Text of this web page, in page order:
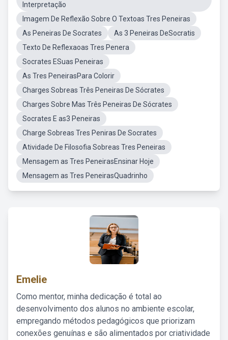
Interpretação
Imagem De Reflexão Sobre O Textoas Tres Peneiras
As Peneiras De Socrates
As 3 Peneiras DeSocratis
Texto De Reflexaoas Tres Penera
Socrates ESuas Peneiras
As Tres PeneirasPara Colorir
Charges Sobreas Três Peneiras De Sócrates
Charges Sobre Mas Três Peneiras De Sócrates
Socrates E as3 Peneiras
Charge Sobreas Tres Peniras De Socrates
Atividade De Filosofia Sobreas Tres Peneiras
Mensagem as Tres PeneirasEnsinar Hoje
Mensagem as Tres PeneirasQuadrinho
Emelie
Como mentor, minha dedicação é total ao
desenvolvimento dos alunos no ambiente escolar,
empregando métodos pedagógicos que priorizam
conexões genuínas e são alimentados por criatividade